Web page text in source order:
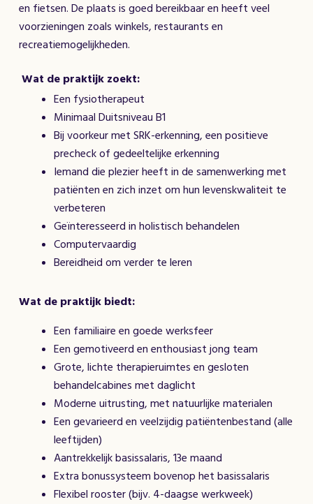
en fietsen. De plaats is goed bereikbaar en heeft veel
voorzieningen zoals winkels, restaurants en
recreatiemogelijkheden.
Wat de praktijk zoekt:
Een fysiotherapeut
Minimaal Duitsniveau B1
Bij voorkeur met SRK-erkenning, een positieve
precheck of gedeeltelijke erkenning
Iemand die plezier heeft in de samenwerking met
patiënten en zich inzet om hun levenskwaliteit te
verbeteren
Geïnteresseerd in holistisch behandelen
Computervaardig
Bereidheid om verder te leren
Wat de praktijk biedt:
Een familiaire en goede werksfeer
Een gemotiveerd en enthousiast jong team
Grote, lichte therapieruimtes en gesloten
behandelcabines met daglicht
Moderne uitrusting, met natuurlijke materialen
Een gevarieerd en veelzijdig patiëntenbestand (alle
leeftijden)
Aantrekkelijk basissalaris, 13e maand
Extra bonussysteem bovenop het basissalaris
Flexibel rooster (bijv. 4-daagse werkweek)